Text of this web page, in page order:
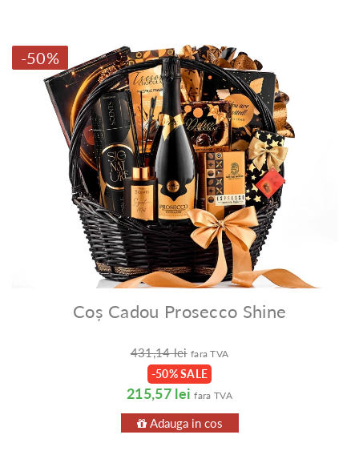
-50%
Coș Cadou Prosecco Shine
431,14 lei fara TVA
-50% SALE
215,57 lei fara TVA
Adauga in cos